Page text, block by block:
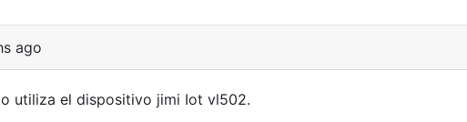
ago
utiliza el dispositivo jimi Iot vl502.